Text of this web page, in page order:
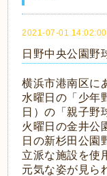
2021-07-01 14:02:00
日野中央公園野
横浜市港南区に
水曜日の「少年
日）の「親子野
火曜日の金井公
日の新杉田公園
立派な施設を使
元気な姿が見ら